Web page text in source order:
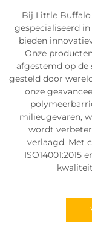
Bij Little Buffalo
gespecialiseerd
bieden
Onze
afgestemd op
gesteld door
onze
milieugevaren,
wordt
verlaagd. Met
ISO14001:2015